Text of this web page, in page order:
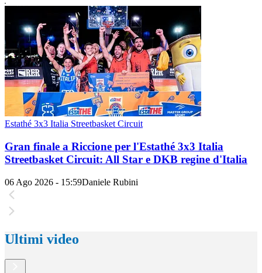
Estathé 3x3 Italia Streetbasket Circuit
Gran finale a Riccione per l'Estathé 3x3 Italia
Streetbasket Circuit: All Star e DKB regine d'Italia
06 Ago 2026 - 15:59Daniele Rubini
Ultimi video